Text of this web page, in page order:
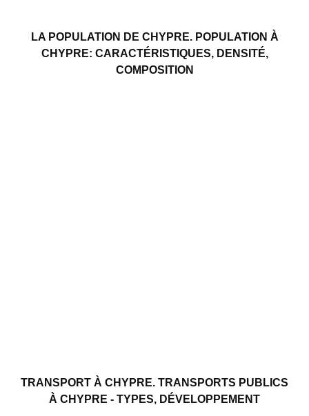
LA POPULATION DE CHYPRE. POPULATION À
CHYPRE: CARACTÉRISTIQUES, DENSITÉ,
COMPOSITION
TRANSPORT À CHYPRE. TRANSPORTS PUBLICS
À CHYPRE - TYPES, DÉVELOPPEMENT